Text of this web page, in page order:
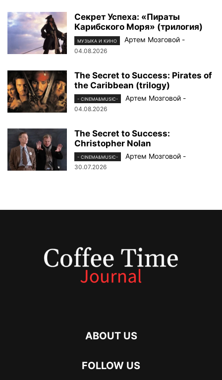
Секрет Успеха: «Пираты
Карибского Моря» (трилогия)
МУЗЫКА И КИНО Артем Мозговой -
04.08.2026
The Secret to Success: Pirates of
the Caribbean (trilogy)
- CINEMA&MUSIC- Артем Мозговой -
04.08.2026
The Secret to Success:
Christopher Nolan
- CINEMA&MUSIC- Артем Мозговой -
30.07.2026
ABOUT US
FOLLOW US